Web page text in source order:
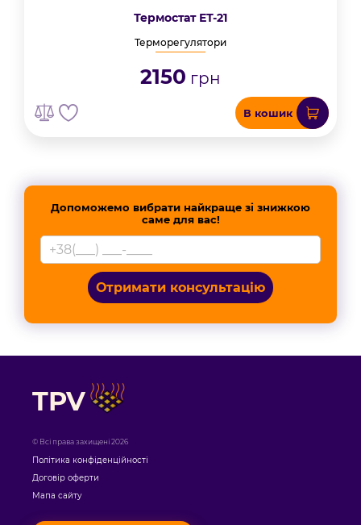
Термостат ЕТ-21
Терморегулятори
2150 грн
В кошик
Допоможемо вибрати найкраще зі знижкою
саме для вас!
Отримати консультацію
TPV
© Всі права захищені 2026
Політика конфіденційності
Договір оферти
Мапа сайту